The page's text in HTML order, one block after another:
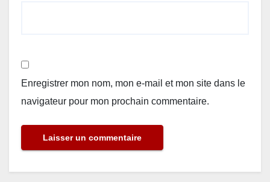
Enregistrer mon nom, mon e-mail et mon site dans le
navigateur pour mon prochain commentaire.